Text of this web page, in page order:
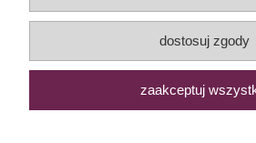
Certyfikowani
wycena i potwierdzenie
Internetowy sklep jubilerski Złoto-Orla | ul.
Warszawa |sklep@zloto-orla.pl|+48 22
dostosuj zgody
zaakceptuj